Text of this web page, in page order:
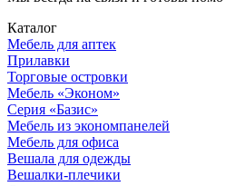
Каталог
Мебель для аптек
Прилавки
Торговые островки
Мебель «Эконом»
Серия «Базис»
Мебель из экономпанелей
Мебель для офиса
Вешала для одежды
Вешалки-плечики